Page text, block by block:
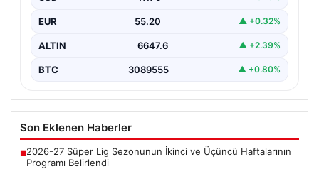
yeni çerçeve…
EUR 55.20 ▲ +0.32%
ALTIN 6647.6 ▲ +2.39%
BTC 3089555 ▲ +0.80%
Son Eklenen Haberler
■2026-27 Süper Lig Sezonunun İkinci ve Üçüncü Haftalarının
Programı Belirlendi